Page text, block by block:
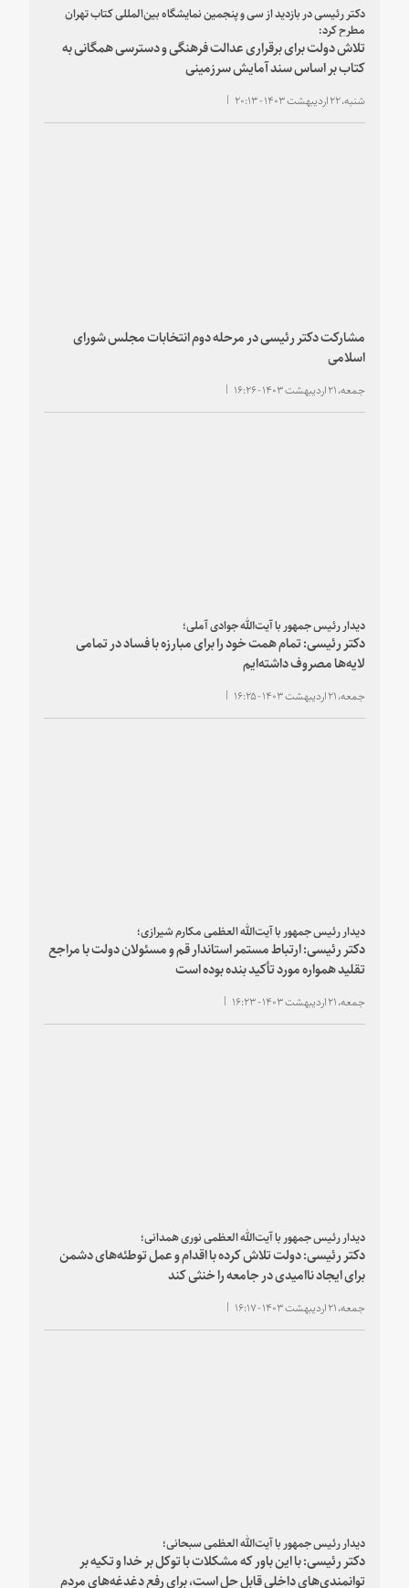
دکتر رئیسی در بازدید از سی و پنجمین نمایشگاه بین‌المللی کتاب تهران
مطرح کرد:
تلاش دولت برای برقراری عدالت فرهنگی و دسترسی همگانی به
کتاب بر اساس سند آمایش سرزمینی
شنبه، ۲۲ اردیبهشت ۱۴۰۳ - ۲۰:۱۳
مشارکت دکتر رئیسی در مرحله دوم انتخابات مجلس شورای
اسلامی
جمعه، ۲۱ اردیبهشت ۱۴۰۳ - ۱۶:۲۶
دیدار رئیس جمهور با آیت‌الله جوادی آملی؛
دکتر رئیسی: تمام همت خود را برای مبارزه با فساد در تمامی
لایه‌ها مصروف داشته‌ایم
جمعه، ۲۱ اردیبهشت ۱۴۰۳ - ۱۶:۲۵
دیدار رئیس جمهور با آیت‌الله العظمی مکارم شیرازی؛
دکتر رئیسی: ارتباط مستمر استاندار قم و مسئولان دولت با مراجع
تقلید همواره مورد تأکید بنده بوده است
جمعه، ۲۱ اردیبهشت ۱۴۰۳ - ۱۶:۲۳
دیدار رئیس جمهور با آیت‌الله العظمی نوری همدانی؛
دکتر رئیسی: دولت تلاش کرده با اقدام و عمل توطئه‌های دشمن
برای ایجاد ناامیدی در جامعه را خنثی کند
جمعه، ۲۱ اردیبهشت ۱۴۰۳ - ۱۶:۱۷
دیدار رئیس جمهور با آیت‌الله العظمی سبحانی؛
دکتر رئیسی: با این باور که مشکلات با توکل بر خدا و تکیه بر
توانمندی‌های داخلی قابل حل است، برای رفع دغدغه‌های مردم